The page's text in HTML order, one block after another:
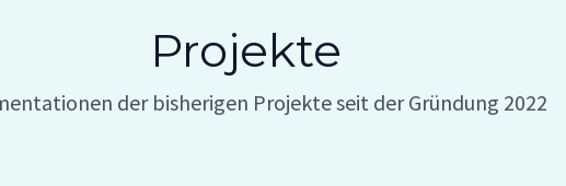
Projekte​
der bisherigen Projekte seit der Gründung 2022